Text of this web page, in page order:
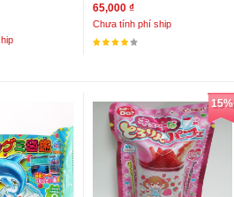
65,000 ₫
Chưa tính phí ship
15%